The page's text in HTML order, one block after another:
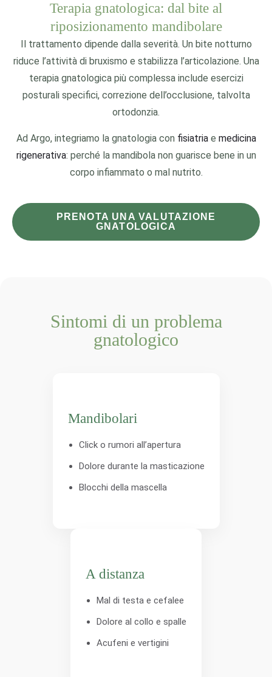
Terapia gnatologica: dal bite al
riposizionamento mandibolare
Il trattamento dipende dalla severità. Un bite notturno
riduce l’attività di bruxismo e stabilizza l’articolazione. Una
terapia gnatologica più complessa include esercizi
posturali specifici, correzione dell’occlusione, talvolta
ortodonzia.
Ad Argo, integriamo la gnatologia con fisiatriae medicina
rigenerativa: perché la mandibola non guarisce bene in un
corpo infiammato o mal nutrito.
PRENOTA UNA VALUTAZIONE
GNATOLOGICA
Sintomi di un problema
gnatologico
Mandibolari
Click o rumori all’apertura
Dolore durante la masticazione
Blocchi della mascella
A distanza
Mal di testa e cefalee
Dolore al collo e spalle
Acufeni e vertigini